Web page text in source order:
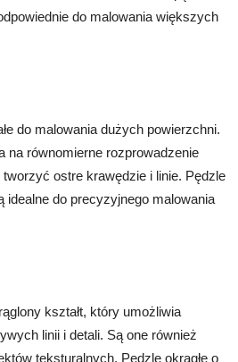
do malowania większych
do malowania dużych powierzchni.
na równomierne rozprowadzenie
ostre krawędzie i linie. Pędzle
idealne do precyzyjnego malowania
kształt, który umożliwia
linii i detali. Są one również
teksturalnych. Pędzle okrągłe o